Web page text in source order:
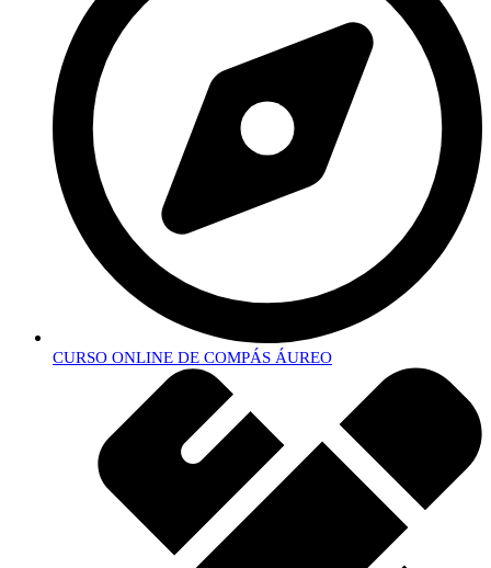
CURSO ONLINE DE COMPÁS ÁUREO